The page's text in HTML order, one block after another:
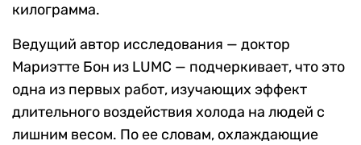
килограмма.
Ведущий автор исследования — доктор
Мариэтте Бон из LUMC — подчеркивает, что это
одна из первых работ, изучающих эффект
длительного воздействия холода на людей с
лишним весом. По ее словам, охлаждающие